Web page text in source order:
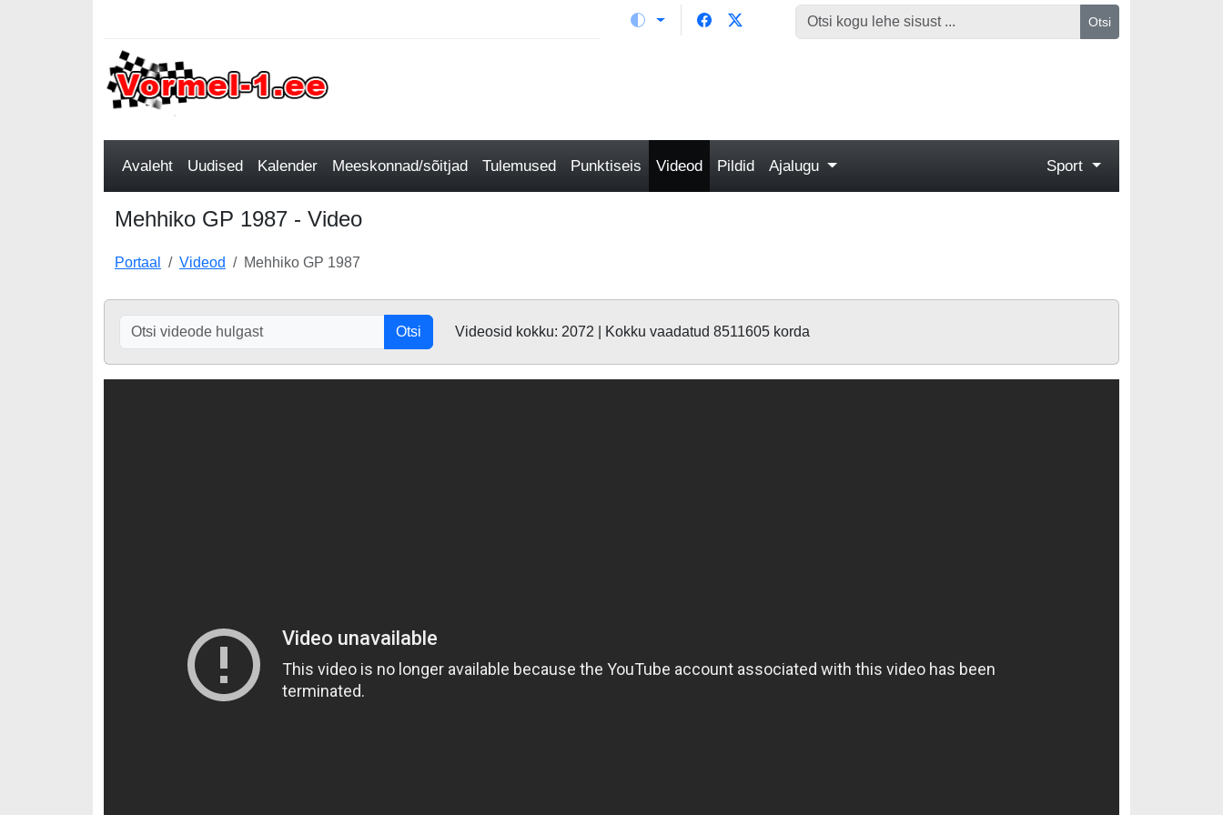
Otsi
Avaleht Uudised Kalender Meeskonnad/sõitjad Tulemused Punktiseis Videod Pildid Ajalugu Sport
Mehhiko GP 1987 - Video
Portaal Videod Mehhiko GP 1987
Otsi Videosid kokku: 2072 | Kokku vaadatud 8511605 korda